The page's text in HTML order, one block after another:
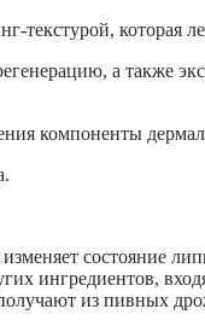
которая
а также
компоненты
состояние
ингредиентов,
из пивных